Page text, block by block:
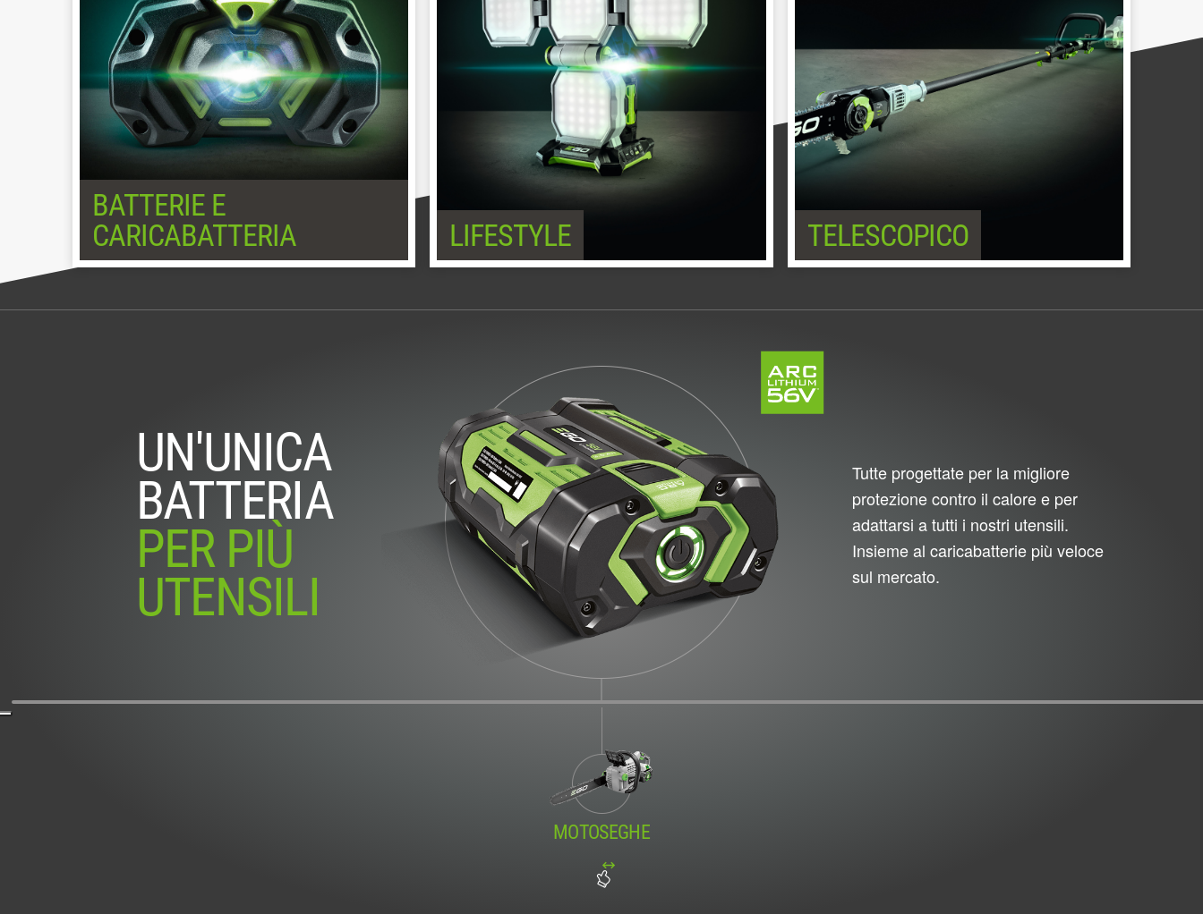
BATTERIE E
CARICABATTERIA
LIFESTYLE TELESCOPICO
UN'UNICA
BATTERIA
PER PIÙ
UTENSILI
Tutte progettate per la migliore
protezione contro il calore e per
adattarsi a tutti i nostri utensili.
Insieme al caricabatterie più veloce
sul mercato.
MOTOSEGHE